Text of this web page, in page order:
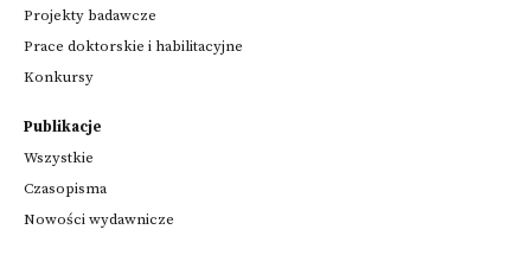
Projekty badawcze
Prace doktorskie i habilitacyjne
Konkursy
Publikacje
Wszystkie
Czasopisma
Nowości wydawnicze